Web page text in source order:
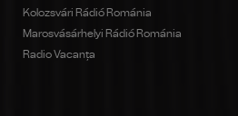
Kolozsvári Rádió Románia
Marosvásárhelyi Rádió Románia
Radio Vacanța